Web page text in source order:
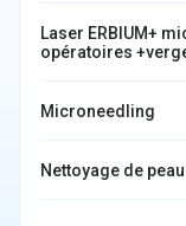
Laser ERBIUM+
opératoires
Microneedling
Nettoyage de peau